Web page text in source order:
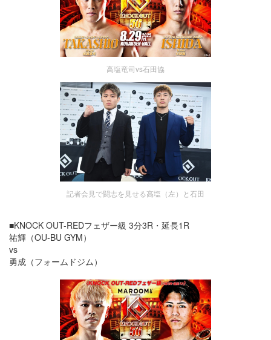
高塩竜司vs石田協
記者会見で闘志を見せる高塩（左）と石田
■KNOCK OUT-REDフェザー級 3分3R・延長1R
祐輝（OU-BU GYM）
vs
勇成（フォームドジム）